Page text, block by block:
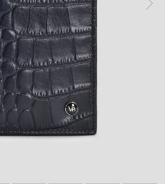
4 5 6 7